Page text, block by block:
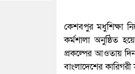
কেশবপুর মধুশিক্ষা
কর্মশালা অনুষ্ঠিত
প্রকল্পের আওতায়
বাংলাদেশের কারিগরী